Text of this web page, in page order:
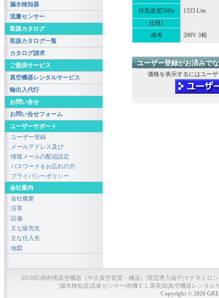
排気速度50Hz
1333 L/m
仕様1
備考
200V 3相
ユーザー登録がお済みで
価格を表示するにはユー
漏水検知器
流量センサー
取扱カタログ
取扱カタログ一覧
カタログ請求
ご提供サービス
真空機器レンタルサービス
輸出入代行
お問い合せ
お問い合せフォーム
ユーザーサポート
ユーザー登録
メールアドレス及び
情報メールの配信設定
パスワードをお忘れの方
プライバシーポリシー
会社案内
会社概要
沿革
設備
主な販売先
主な仕入先
地図
HOME再利用真空機器（中古真空装置・機器） 電流導入端子 マグネトロ
漏水検知器 流量センサー 有機ＥＬ蒸発源真空機器レンタル
Copyright © 2026